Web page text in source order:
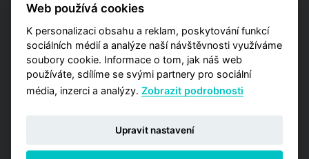
pražských lokalit? Vyzkoušejte naší aplikaci
Analýzy trhu, kde máte příležitost zakoupit
jednu z detailních analýz vypracovaných pro
jednotlivé městské obvody.
PŘEJÍT NA ANALÝZY
Web používá cookies
K personalizaci obsahu a reklam, poskytování funkcí
sociálních médií a analýze naší návštěvnosti využíváme
soubory cookie. Informace o tom, jak náš web
používáte, sdílíme se svými partnery pro sociální
média, inzerci a analýzy.Zobrazit podrobnosti
Upravit nastavení